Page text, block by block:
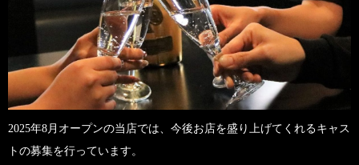
2025年8月オープンの当店では、今後お店を盛り上げてくれるキャス
トの募集を行っています。